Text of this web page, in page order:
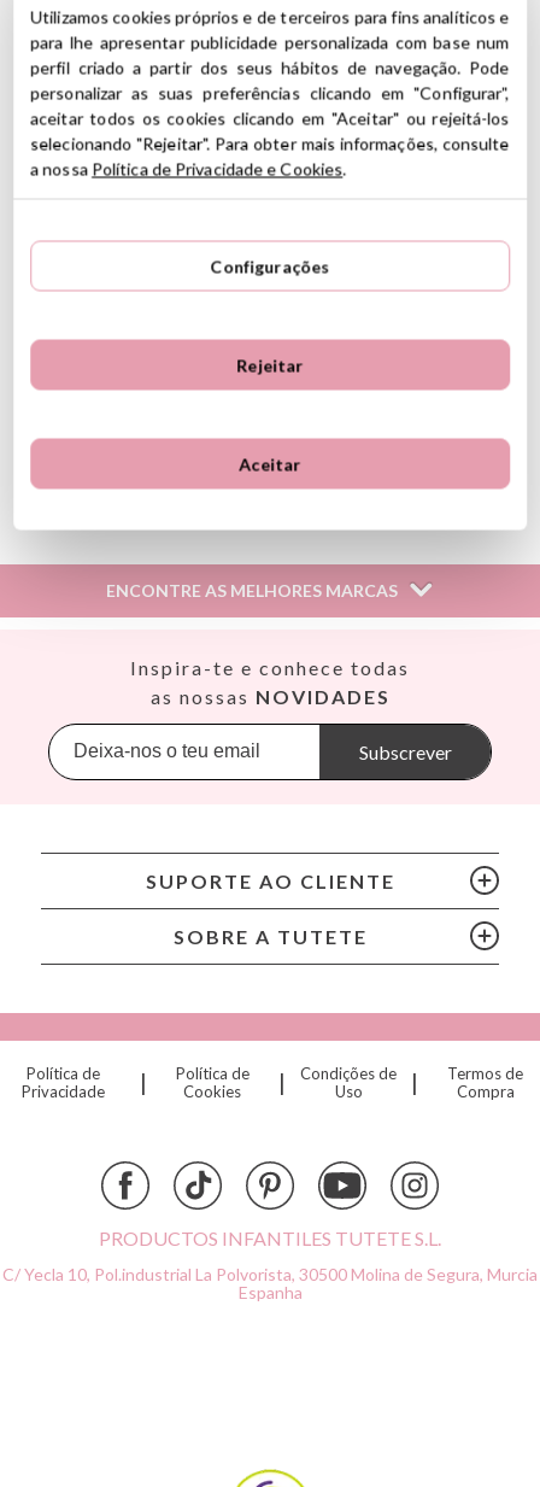
Chaveiro Personalizado Chaveiro Personalizado Tutete
Descontos Tutete Descontos BACK TO SCHOOL
Regresso Às Aulas 2024 Chaveiros Tutete 2024
Chaveiros De Silicone Tutete 2024 Chaveiros Tutete Stars
dados do seu filho na parte de trás, com uma caneta, para localizar
as coisas caso elas se percam
Medidas: 5,5 cm de diâmetro
A partir dos 3 anos
Ver información GPSR
Información sobre el fabricante y/o importador/distribuidor
sobre Seguridad General de Productos (GPSR).
30500, Molina de Segura, Murcia
dpd@tutete.com
ENCONTRE AS MELHORES MARCAS
Banwood
BIBS
Cristina de Jos'h
Djeco
Inspira-te e conhece todas
as nossas NOVIDADES
Subscrever
SUPORTE AO CLIENTE
SOBRE A TUTETE
Política de
Privacidade
|
Política de
Cookies
|
Condições de
Uso
|
Termos de
Compra
PRODUCTOS INFANTILES TUTETE S.L.
C/ Yecla 10, Pol.industrial La Polvorista, 30500 Molina de Segura, Murcia
Espanha
Utilizamos cookies próprios e de terceiros para fins analíticos e
para lhe apresentar publicidade personalizada com base num
perfil criado a partir dos seus hábitos de navegação. Pode
personalizar as suas preferências clicando em "Configurar",
aceitar todos os cookies clicando em "Aceitar" ou rejeitá-los
selecionando "Rejeitar". Para obter mais informações, consulte
a nossa Política de Privacidade e Cookies.
Configurações
Rejeitar
Aceitar